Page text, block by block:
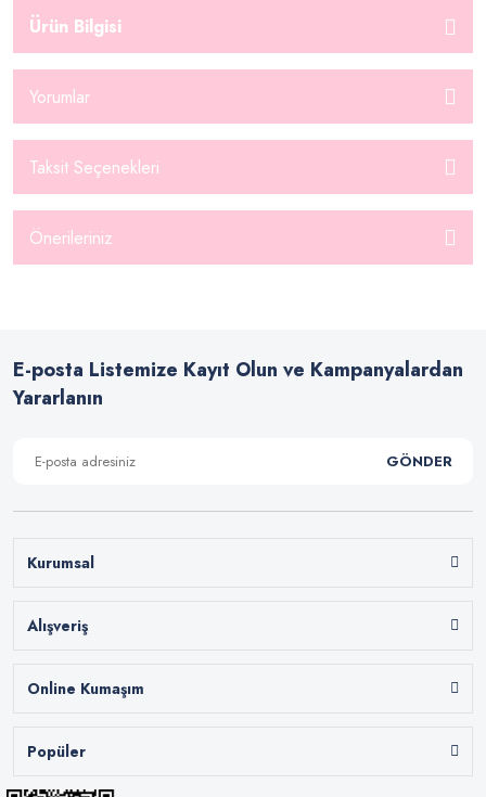
Ürün Bilgisi
Yorumlar
Taksit Seçenekleri
Önerileriniz
E-posta Listemize Kayıt Olun ve Kampanyalardan
Yararlanın
GÖNDER
Kurumsal
Alışveriş
Online Kumaşım
Popüler